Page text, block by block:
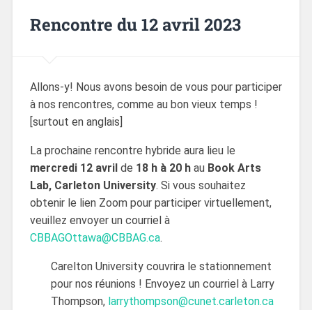
Rencontre du 12 avril 2023
Allons-y! Nous avons besoin de vous pour participer
à nos rencontres, comme au bon vieux temps !
[surtout en anglais]
La prochaine rencontre hybride aura lieu le
mercredi 12 avrilde 18 h à 20 hau Book Arts
Lab, Carleton University. Si vous souhaitez
obtenir le lien Zoom pour participer virtuellement,
veuillez envoyer un courriel à
CBBAGOttawa@CBBAG.ca.
Carelton University couvrira le stationnement
pour nos réunions ! Envoyez un courriel à Larry
Thompson, larrythompson@cunet.carleton.ca